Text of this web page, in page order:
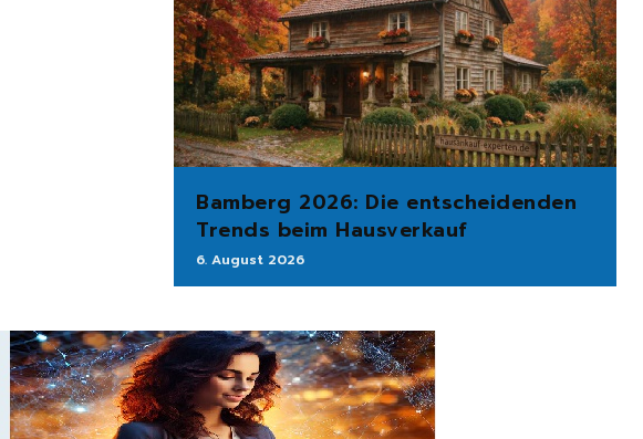
Bamberg 2026: Die entscheidenden
Trends beim Hausverkauf
6. August 2026